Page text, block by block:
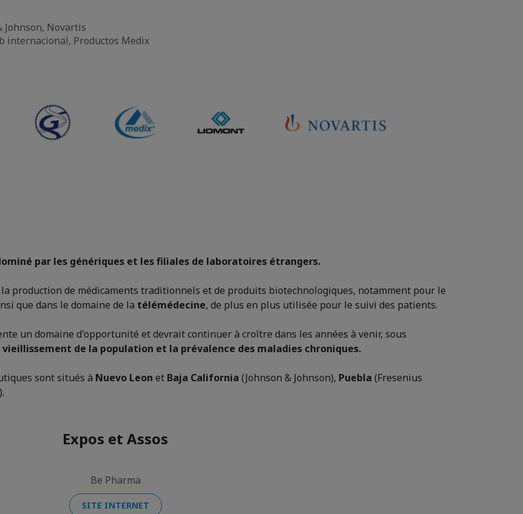
Johnson, Novartis
internacional, Productos Medix
par les génériques et les filiales de laboratoires étrangers.
production de médicaments traditionnels et de produits biotechnologiques, notamment pour le
que dans le domaine de la télémédecine, de plus en plus utilisée pour le suivi des patients.
un domaine d'opportunité et devrait continuer à croître dans les années à venir, sous
vieillissement de la population et la prévalence des maladies chroniques.
sont situés à Nuevo Leon et Baja California (Johnson & Johnson), Puebla (Fresenius
Expos et Assos
Be Pharma
SITE INTERNET